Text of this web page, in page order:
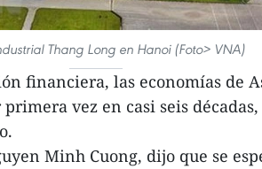
Thang Long en Hanoi (Foto> VNA)
financiera, las economías de
vez en casi seis décadas,
Minh Cuong, dijo que se